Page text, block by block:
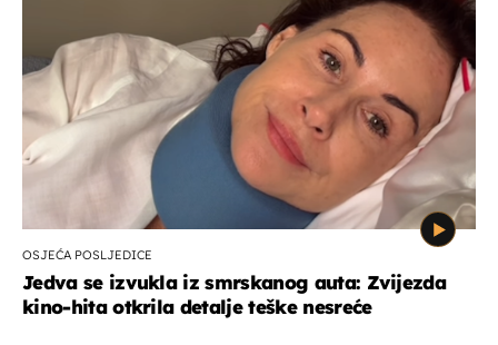
OSJEĆA POSLJEDICE
Jedva se izvukla iz smrskanog auta: Zvijezda
kino-hita otkrila detalje teške nesreće